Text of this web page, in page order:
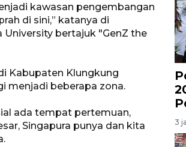
kawasan pengembangan
di sini,” katanya di
University bertajuk "GenZ the
Kabupaten Klungkung
menjadi beberapa zona.
ada tempat pertemuan,
Singapura punya dan kita
3